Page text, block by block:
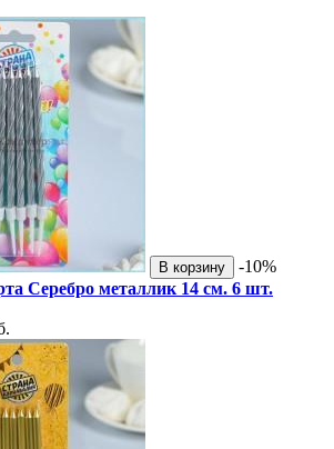
В корзину
-10%
Серебро металлик 14 см. 6 шт.